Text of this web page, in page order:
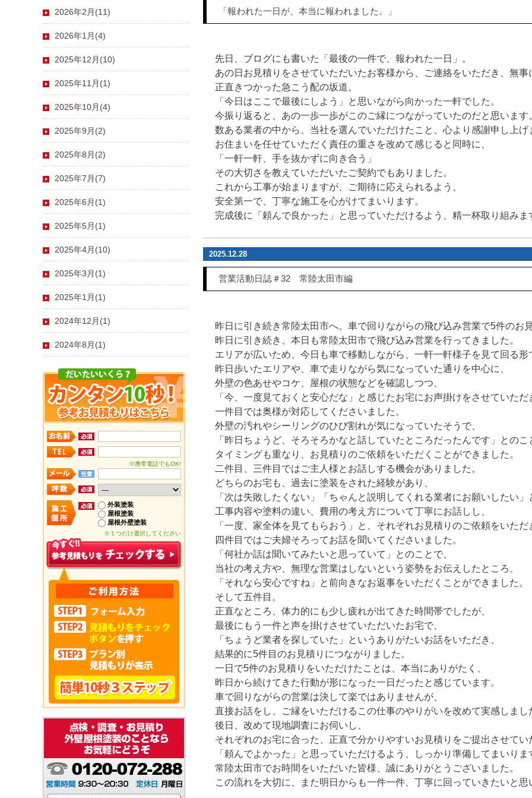
「報われた一日が、本当に報われました。」
先日、ブログにも書いた「最後の一件で、報われた一日」。
あの日お見積りをさせていただいたお客様から、ご連絡をいただき、無事
正直きつかった急こう配の坂道。
「今日はここで最後にしよう」と思いながら向かった一軒でした。
今振り返ると、あの一歩一歩がこのご縁につながっていたのだと思います
数ある業者の中から、当社を選んでいただけたこと、心より感謝申し上げ
お住まいを任せていただく責任の重さを改めて感じると同時に、
「一軒一軒、手を抜かずに向き合う」
その大切さを教えていただいたご契約でもありました。
これから工事が始まりますが、ご期待に応えられるよう、
安全第一で、丁寧な施工を心がけてまいります。
完成後に「頼んで良かった」と思っていただけるよう、精一杯取り組みま
2025.12.28
営業活動日誌＃32 常陸太田市編
昨日に引き続き常陸太田市へ。車で回りながらの飛び込み営業で5件のお
昨日に引き続き、本日も常陸太田市で飛び込み営業を行ってきました。
エリアが広いため、今日も車で移動しながら、一軒一軒様子を見て回る形
昨日歩いたエリアや、車で走りながら気になっていた通りを中心に、
外壁の色あせやコケ、屋根の状態などを確認しつつ、
「今、一度見ておくと安心だな」と感じたお宅にお声掛けをさせていただ
一件目では奥様が対応してくださいました。
外壁の汚れやシーリングのひび割れが気になっていたそうで、
「昨日ちょうど、そろそろかなと話していたところだったんです」とのこ
タイミングも重なり、お見積りのご依頼をいただくことができました。
二件目、三件目ではご主人様とお話しする機会がありました。
どちらのお宅も、過去に塗装をされた経験があり、
「次は失敗したくない」「ちゃんと説明してくれる業者にお願いしたい
工事内容や塗料の違い、費用の考え方について丁寧にお話しし、
「一度、家全体を見てもらおう」と、それぞれお見積りのご依頼をいただ
四件目ではご夫婦そろってお話を聞いてくださいました。
「何社か話は聞いてみたいと思っていて」とのことで、
当社の考え方や、無理な営業はしないという姿勢をお伝えしたところ、
「それなら安心ですね」と前向きなお返事をいただくことができました。
そして五件目。
正直なところ、体力的にも少し疲れが出てきた時間帯でしたが、
最後にもう一件と声を掛けさせていただいたお宅で、
「ちょうど業者を探していた」というありがたいお話をいただき、
結果的に5件目のお見積りにつながりました。
一日で5件のお見積りをいただけたことは、本当にありがたく、
昨日から続けてきた行動が形になった一日だったと感じています。
車で回りながらの営業は決して楽ではありませんが、
直接お話をし、ご縁をいただけるこの仕事のやりがいを改めて実感しまし
後日、改めて現地調査にお伺いし、
それぞれのお宅に合った、正直で分かりやすいお見積りをご提出させてい
「頼んでよかった」と思っていただけるよう、しっかり準備してまいりま
常陸太田市でお時間をいただいた皆様、誠にありがとうございました。
この流れを大切に、また明日からも一件一件、丁寧に回っていきたいと思
2026年2月(11)
2026年1月(4)
2025年12月(10)
2025年11月(1)
2025年10月(4)
2025年9月(2)
2025年8月(2)
2025年7月(7)
2025年6月(1)
2025年5月(1)
2025年4月(10)
2025年3月(1)
2025年1月(1)
2024年12月(1)
2024年8月(1)
※携帯電話でもOK!
外装塗装
屋根塗装
屋根外壁塗装
※１つだけ選択してください